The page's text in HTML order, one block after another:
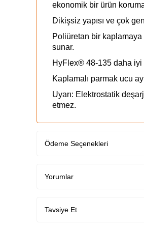
ekonomik bir ürün
Dikişsiz yapısı ve çok
Poliüretan bir kaplamaya
sunar.
HyFlex® 48-135 daha iyi
Kaplamalı parmak ucu
Uyarı: Elektrostatik
etmez.
İçinde akım bulunan
Ödeme Seçenekleri
Yorumlar
Tavsiye Et